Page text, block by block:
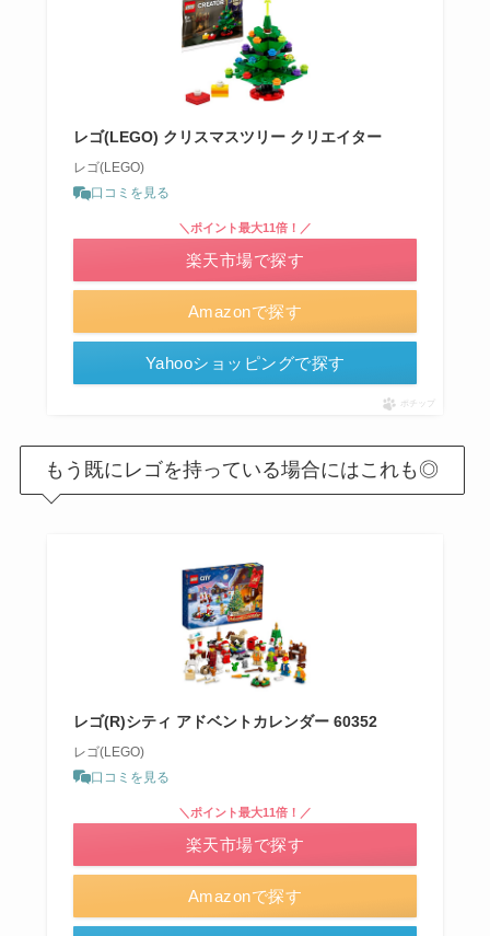
レゴ(LEGO) クリスマスツリー クリエイター
レゴ(LEGO)
口コミを見る
Amazonで探す
＼ポイント最大11倍！／
楽天市場で探す
Yahooショッピングで探す
ポチップ
もう既にレゴを持っている場合にはこれも◎
レゴ(R)シティ アドベントカレンダー 60352
レゴ(LEGO)
口コミを見る
Amazonで探す
＼ポイント最大11倍！／
楽天市場で探す